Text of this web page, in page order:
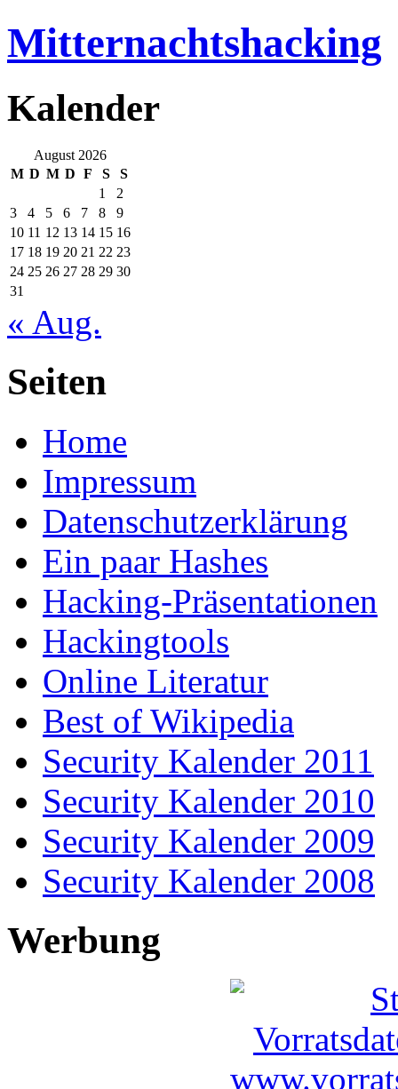
Mitternachtshacking
Kalender
August 2026
M D M D F S
S
1
2
3
4 5 6 7 8
9
10 11 12 13 14 15 16
17 18 19 20 21 22 23
24 25 26 27 28 29 30
31
« Aug.
Seiten
Home
Impressum
Datenschutzerklärung
Ein paar Hashes
Hacking-Präsentationen
Hackingtools
Online Literatur
Best of Wikipedia
Security Kalender 2011
Security Kalender 2010
Security Kalender 2009
Security Kalender 2008
Werbung